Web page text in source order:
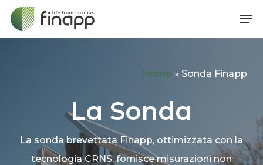
Skip
Home» Sonda Finapp
La Sonda
La sonda brevettata Finapp, ottimizzata con la
tecnologia CRNS, fornisce misurazioni non